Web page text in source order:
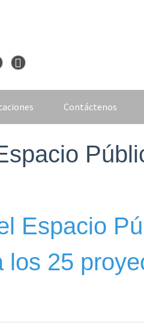
Contáctenos
Espacio
los 25